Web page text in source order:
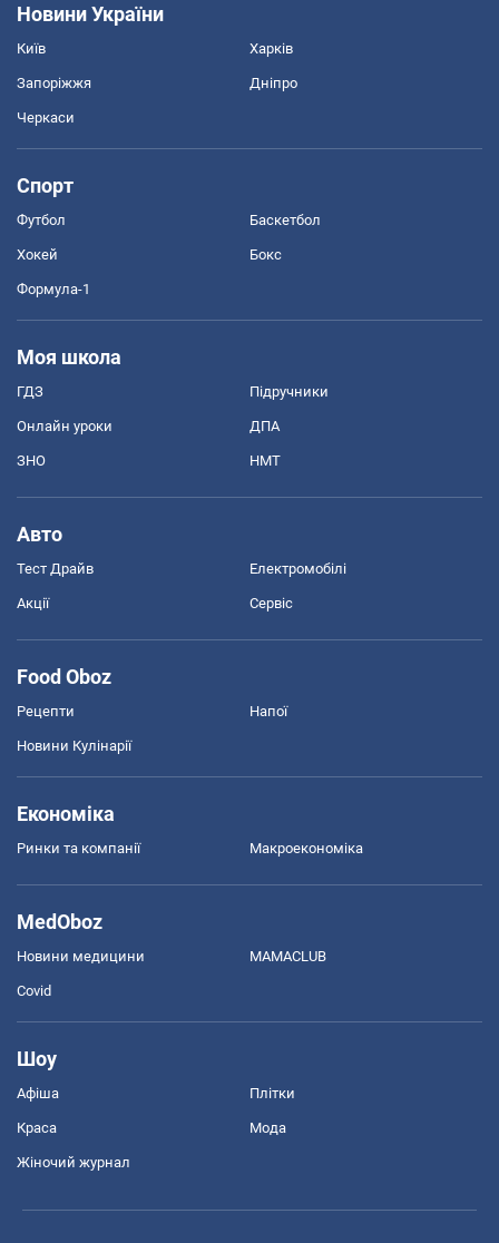
Новини України
Київ Харків
Запоріжжя Дніпро
Черкаси
Спорт
Футбол Баскетбол
Хокей Бокс
Формула-1
Моя школа
ГДЗ Підручники
Онлайн уроки ДПА
ЗНО НМТ
Авто
Тест Драйв Електромобілі
Акції Сервіс
Food Oboz
Рецепти Напої
Новини Кулінарії
Економіка
Ринки та компанії Макроекономіка
MedOboz
Новини медицини MAMACLUB
Covid
Шоу
Афіша Плітки
Краса Мода
Жіночий журнал